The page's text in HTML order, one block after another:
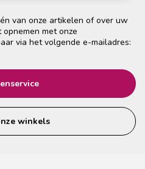
van onze artikelen of over uw
met onze
via het volgende e-mailadres:
winkels